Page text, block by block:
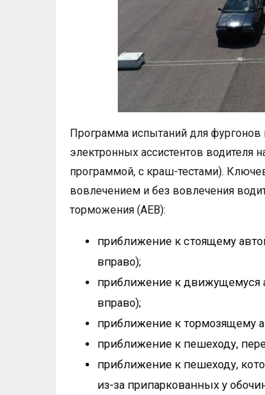
Программа испытаний для
электронных ассистентов водителя
программой, с краш-тестами).
вовлечением и без вовлечения
торможения (AEB):
приближение к стоящему
вправо);
приближение к движущемуся
вправо);
приближение к тормозящему
приближение к пешеходу,
приближение к пешеходу,
из-за припаркованных у